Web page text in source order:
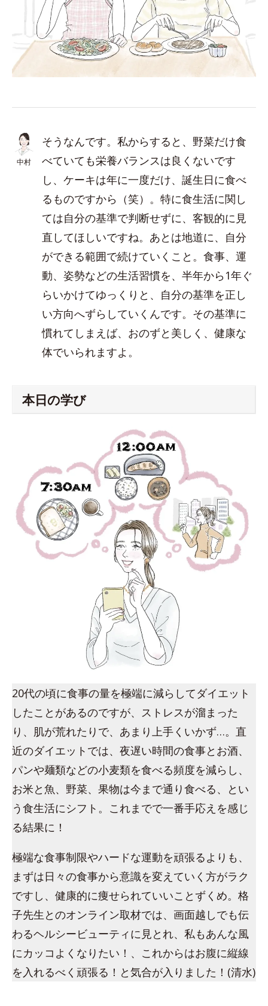
中村
そうなんです。私からすると、野菜だけ食
べていても栄養バランスは良くないです
し、ケーキは年に一度だけ、誕生日に食べ
るものですから（笑）。特に食生活に関し
ては自分の基準で判断せずに、客観的に見
直してほしいですね。あとは地道に、自分
ができる範囲で続けていくこと。食事、運
動、姿勢などの生活習慣を、半年から1年ぐ
らいかけてゆっくりと、自分の基準を正し
い方向へずらしていくんです。その基準に
慣れてしまえば、おのずと美しく、健康な
体でいられますよ。
本日の学び
20代の頃に食事の量を極端に減らしてダイエット
したことがあるのですが、ストレスが溜まった
り、肌が荒れたりで、あまり上手くいかず…。直
近のダイエットでは、夜遅い時間の食事とお酒、
パンや麺類などの小麦類を食べる頻度を減らし、
お米と魚、野菜、果物は今まで通り食べる、とい
う食生活にシフト。これまでで一番手応えを感じ
る結果に！
極端な食事制限やハードな運動を頑張るよりも、
まずは日々の食事から意識を変えていく方がラク
ですし、健康的に痩せられていいことずくめ。格
子先生とのオンライン取材では、画面越しでも伝
わるヘルシービューティに見とれ、私もあんな風
にカッコよくなりたい！、これからはお腹に縦線
を入れるべく頑張る！と気合が入りました！(清水)